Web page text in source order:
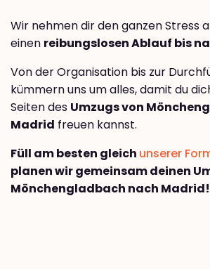
Wir nehmen dir den ganzen Stress
einen reibungslosen Ablauf bis
Von der Organisation bis zur
kümmern uns um alles, damit du
Seiten des Umzugs von
Madrid freuen kannst.
Füll am besten gleich unserer
planen wir gemeinsam deinen
Mönchengladbach nach Madrid!